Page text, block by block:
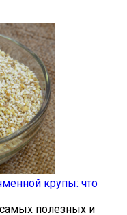
крупы: что
самых полезных и